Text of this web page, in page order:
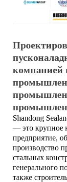
компанией
Shandong
— это крупное
предприятие,
производство
стальных
генерального
также